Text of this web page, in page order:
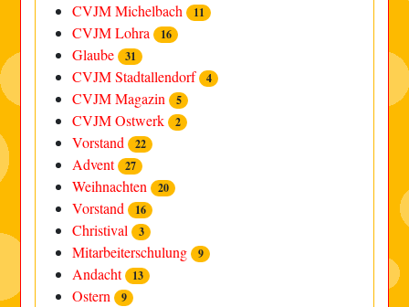
CVJM Michelbach 11
CVJM Lohra 16
Glaube 31
CVJM Stadtallendorf 4
CVJM Magazin 5
CVJM Ostwerk 2
Vorstand 22
Advent 27
Weihnachten 20
Vorstand 16
Christival 3
Mitarbeiterschulung 9
Andacht 13
Ostern 9